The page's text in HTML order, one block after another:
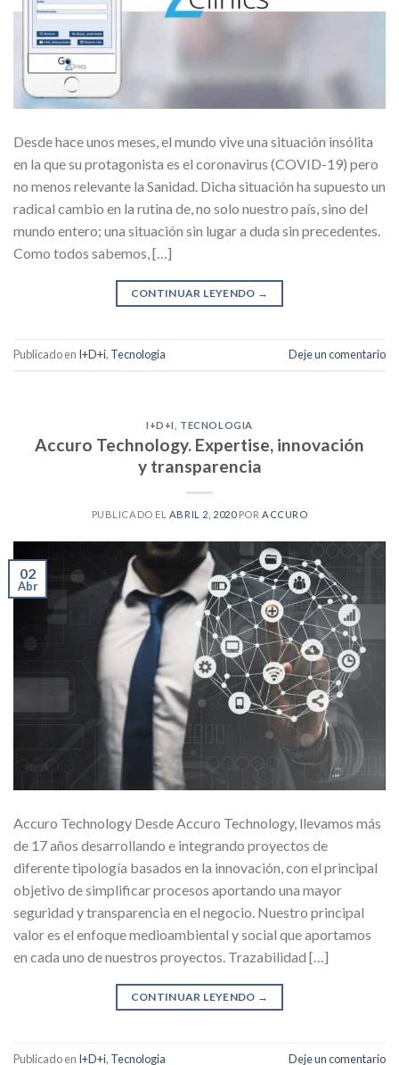
Desde hace unos meses, el mundo vive una situación insólita
en la que su protagonista es el coronavirus (COVID-19) pero
no menos relevante la Sanidad. Dicha situación ha supuesto un
radical cambio en la rutina de, no solo nuestro país, sino del
mundo entero; una situación sin lugar a duda sin precedentes.
Como todos sabemos, […]
CONTINUAR LEYENDO →
Publicado en I+D+i, Tecnologia Deje un comentario
I+D+I TECNOLOGIA
Accuro Technology. Expertise, innovación
y transparencia
PUBLICADO EL ABRIL 2, 2020POR ACCURO
02
Abr
Accuro Technology Desde Accuro Technology, llevamos más
de 17 años desarrollando e integrando proyectos de
diferente tipología basados en la innovación, con el principal
objetivo de simplificar procesos aportando una mayor
seguridad y transparencia en el negocio. Nuestro principal
valor es el enfoque medioambiental y social que aportamos
en cada uno de nuestros proyectos. Trazabilidad […]
CONTINUAR LEYENDO →
Publicado en I+D+i, Tecnologia Deje un comentario